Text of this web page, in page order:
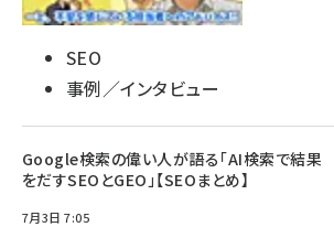
SEO
事例／インタビュー
Google検索の偉い人が語る「AI検索で結果
をだすSEOとGEO」【SEOまとめ】
7月3日 7:05